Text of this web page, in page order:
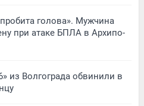
голова». Мужчина
при атаке БПЛА в Архипо-
из Волгограда обвинили в